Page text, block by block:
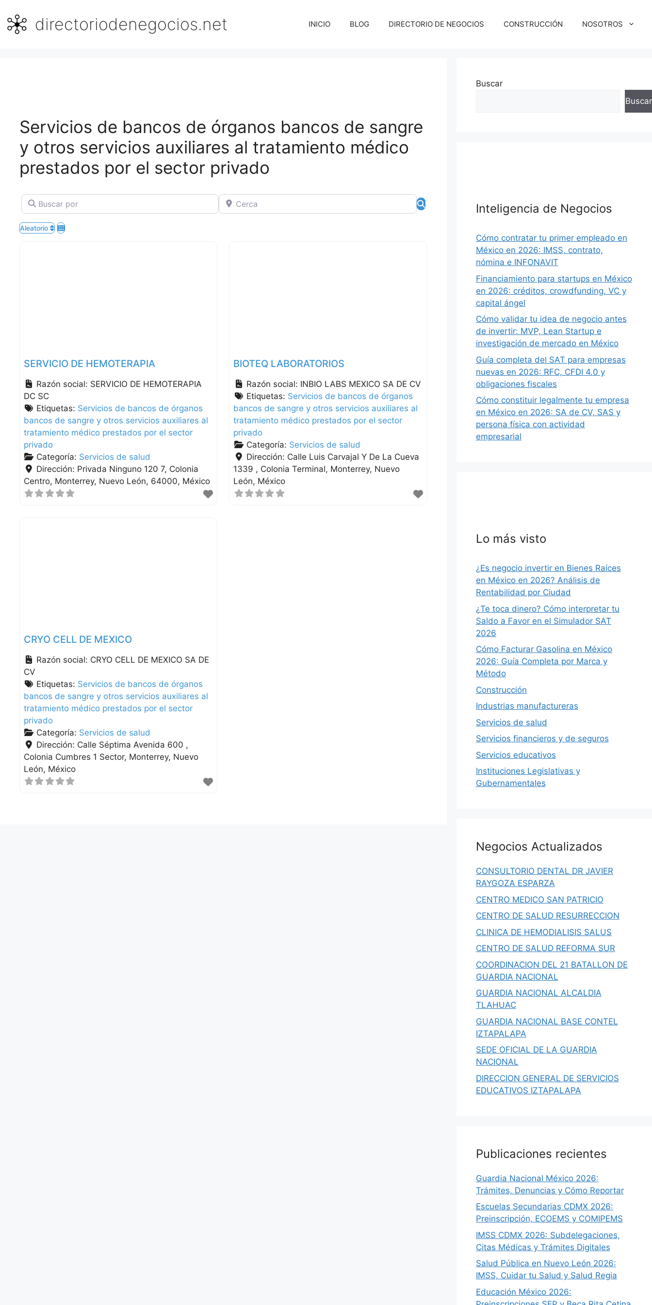
contenidodirectoriodenegocios.net INICIO BLOG DIRECTORIO DE NEGOCIOS CONSTRUCCIÓN NOSOTROS
Servicios de bancos de órganos bancos de sangre
y otros servicios auxiliares al tratamiento médico
prestados por el sector privado
Buscar por Cerca Búsqueda
Aleatorio
SERVICIO DE HEMOTERAPIA
Razón social: SERVICIO DE HEMOTERAPIA
DC SC
Etiquetas: Servicios de bancos de órganos
bancos de sangre y otros servicios auxiliares al
tratamiento médico prestados por el sector
privado
Categoría: Servicios de salud
Dirección: Privada Ninguno 120 7, Colonia
Centro Monterrey Nuevo León 64000 México
BIOTEQ LABORATORIOS
Razón social: INBIO LABS MEXICO SA DE CV
Etiquetas: Servicios de bancos de órganos
bancos de sangre y otros servicios auxiliares al
tratamiento médico prestados por el sector
privado
Categoría: Servicios de salud
Dirección: Calle Luis Carvajal Y De La Cueva
1339 , Colonia Terminal Monterrey Nuevo
León México
CRYO CELL DE MEXICO
Razón social: CRYO CELL DE MEXICO SA DE
CV
Etiquetas: Servicios de bancos de órganos
bancos de sangre y otros servicios auxiliares al
tratamiento médico prestados por el sector
privado
Categoría: Servicios de salud
Dirección: Calle Séptima Avenida 600 ,
Colonia Cumbres 1 Sector Monterrey Nuevo
León México
Buscar
Buscar
Inteligencia de Negocios
Cómo contratar tu primer empleado en
México en 2026: IMSS, contrato,
nómina e INFONAVIT
Financiamiento para startups en México
en 2026: créditos, crowdfunding, VC y
capital ángel
Cómo validar tu idea de negocio antes
de invertir: MVP, Lean Startup e
investigación de mercado en México
Guía completa del SAT para empresas
nuevas en 2026: RFC, CFDI 4.0 y
obligaciones fiscales
Cómo constituir legalmente tu empresa
en México en 2026: SA de CV, SAS y
persona física con actividad
empresarial
Lo más visto
¿Es negocio invertir en Bienes Raíces
en México en 2026? Análisis de
Rentabilidad por Ciudad
¿Te toca dinero? Cómo interpretar tu
Saldo a Favor en el Simulador SAT
2026
Cómo Facturar Gasolina en México
2026: Guía Completa por Marca y
Método
Construcción
Industrias manufactureras
Servicios de salud
Servicios financieros y de seguros
Servicios educativos
Instituciones Legislativas y
Gubernamentales
Negocios Actualizados
CONSULTORIO DENTAL DR JAVIER
RAYGOZA ESPARZA
CENTRO MEDICO SAN PATRICIO
CENTRO DE SALUD RESURRECCION
CLINICA DE HEMODIALISIS SALUS
CENTRO DE SALUD REFORMA SUR
COORDINACION DEL 21 BATALLON DE
GUARDIA NACIONAL
GUARDIA NACIONAL ALCALDIA
TLAHUAC
GUARDIA NACIONAL BASE CONTEL
IZTAPALAPA
SEDE OFICIAL DE LA GUARDIA
NACIONAL
DIRECCION GENERAL DE SERVICIOS
EDUCATIVOS IZTAPALAPA
Publicaciones recientes
Guardia Nacional México 2026:
Trámites, Denuncias y Cómo Reportar
Escuelas Secundarias CDMX 2026:
Preinscripción, ECOEMS y COMIPEMS
IMSS CDMX 2026: Subdelegaciones,
Citas Médicas y Trámites Digitales
Salud Pública en Nuevo León 2026:
IMSS, Cuidar tu Salud y Salud Regia
Educación México 2026: